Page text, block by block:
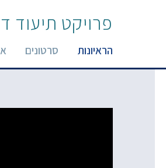
פרויקט תיעוד
הראיונות סרטונים